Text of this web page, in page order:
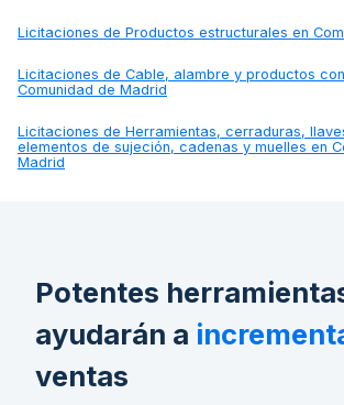
Licitaciones de Productos estructurales en
Licitaciones de Cable, alambre y productos
Comunidad de Madrid
Licitaciones de Herramientas, cerraduras,
elementos de sujeción, cadenas y muelles en
Madrid
Potentes
ayudarán a
ventas